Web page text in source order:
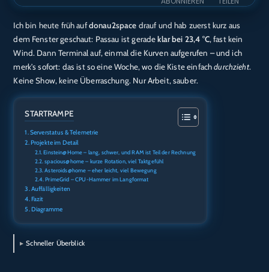
Amazon
Apple Podcasts
Podcast.de Spotify
RTL+
TEILEN
LINK
EMBED
Ich bin heute früh aufdonau2space drauf und hab zuerst kurz aus
dem Fenster geschaut: Passau ist geradeklar bei 23,4 °C, fast kein
Wind. Dann Terminal auf, einmal die Kurven aufgerufen – und ich
merk’s sofort: das ist so eine Woche, wo die Kiste einfachdurchzieht.
Keine Show, keine Überraschung. Nur Arbeit, sauber.
STARTRAMPE
Serverstatus & Telemetrie
Projekte im Detail
Einstein@Home – lang, schwer, und RAM ist Teil der Rechnung
spacious@home – kurze Rotation, viel Taktgefühl
Asteroids@home – eher leicht, viel Bewegung
PrimeGrid – CPU-Hammer im Langformat
Auffälligkeiten
Fazit
Diagramme
Schneller Überblick